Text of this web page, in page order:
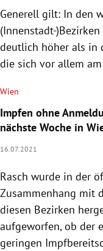
Generell gilt: In den
(Innenstadt-
deutlich höher als in
die sich vor allem
Wien
Impfen ohne
nächste Woche in
16.07.2021
Rasch wurde in der
Zusammenhang mit
diesen Bezirken
aufgeworfen, ob der
geringen